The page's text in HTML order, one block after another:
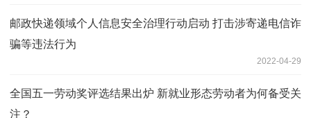
邮政快递领域个人信息安全治理行动启动 打击涉寄递电信诈
骗等违法行为
2022-04-29
全国五一劳动奖评选结果出炉 新就业形态劳动者为何备受关
注？